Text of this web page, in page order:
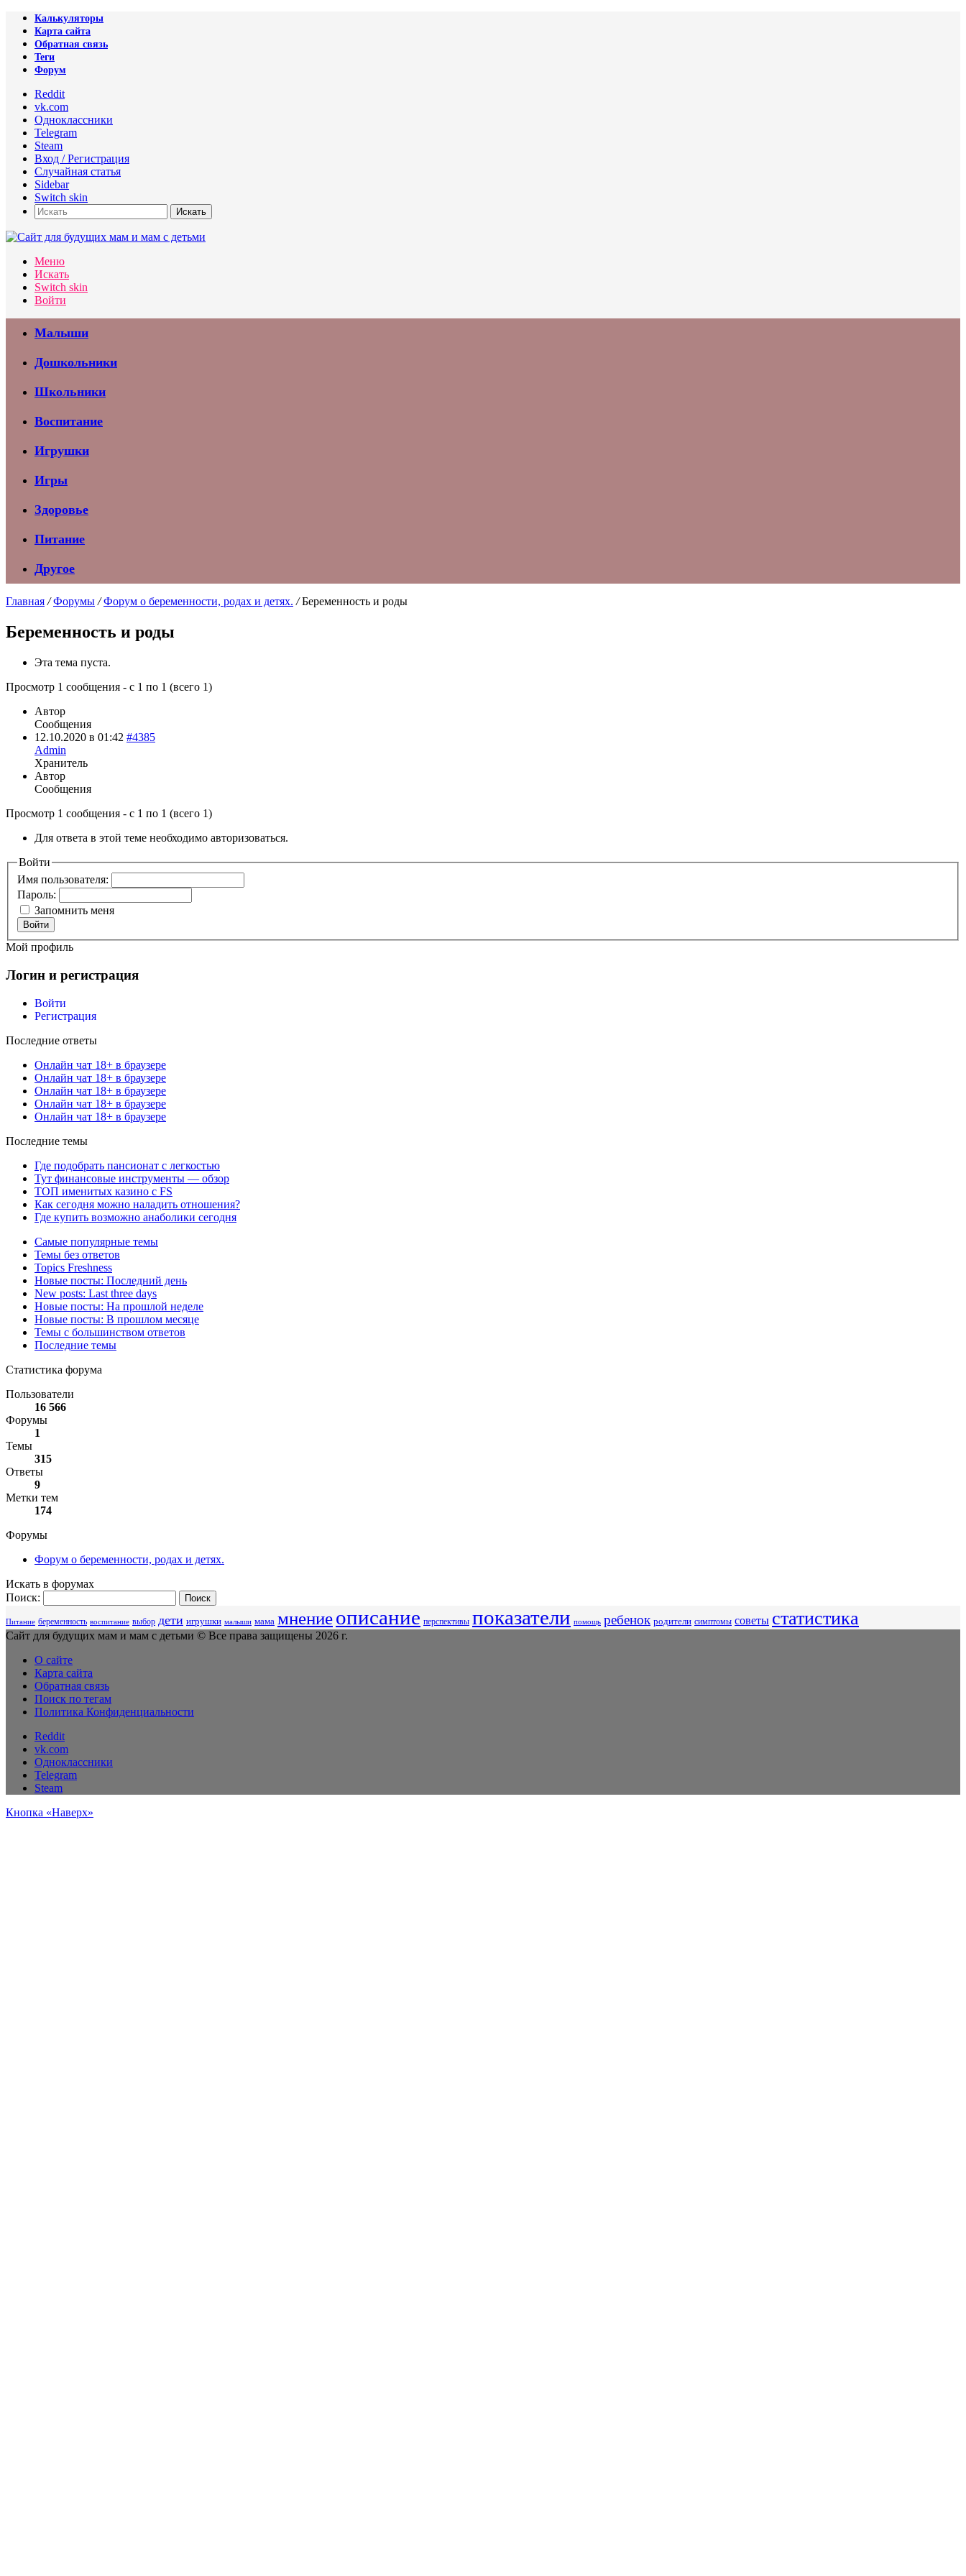
Калькуляторы
Карта сайта
Обратная связь
Теги
Форум
Reddit
vk.com
Одноклассники
Telegram
Steam
Вход / Регистрация
Случайная статья
Sidebar
Switch skin
Искать
Меню
Искать
Switch skin
Войти
Малыши
Дошкольники
Школьники
Воспитание
Игрушки
Игры
Здоровье
Питание
Другое
Главная / Форумы / Форум о беременности, родах и детях. / Беременность и роды
Беременность и роды
Эта тема пуста.
Просмотр 1 сообщения - с 1 по 1 (всего 1)
Автор
Сообщения
12.10.2020 в 01:42 #4385
Admin
Хранитель
Автор
Сообщения
Просмотр 1 сообщения - с 1 по 1 (всего 1)
Для ответа в этой теме необходимо авторизоваться.
Войти
Имя пользователя:
Пароль:
Запомнить меня
Войти
Мой профиль
Логин и регистрация
Войти
Регистрация
Последние ответы
Онлайн чат 18+ в браузере
Онлайн чат 18+ в браузере
Онлайн чат 18+ в браузере
Онлайн чат 18+ в браузере
Онлайн чат 18+ в браузере
Последние темы
Где подобрать пансионат с легкостью
Тут финансовые инструменты — обзор
ТОП именитых казино с FS
Как сегодня можно наладить отношения?
Где купить возможно анаболики сегодня
Самые популярные темы
Темы без ответов
Topics Freshness
Новые посты: Последний день
New posts: Last three days
Новые посты: На прошлой неделе
Новые посты: В прошлом месяце
Темы с большинством ответов
Последние темы
Статистика форума
Пользователи
16 566
Форумы
1
Темы
315
Ответы
9
Метки тем
174
Форумы
Форум о беременности, родах и детях.
Искать в форумах
Поиск:
Питание беременность воспитание выбор дети игрушки малыши мама мнениеописание перспективы показатели помощь ребенок родители симптомы советы статистика
Сайт для будущих мам и мам с детьми © Все права защищены 2026 г.
О сайте
Карта сайта
Обратная связь
Поиск по тегам
Политика Конфиденциальности
Reddit
vk.com
Одноклассники
Telegram
Steam
Кнопка «Наверх»